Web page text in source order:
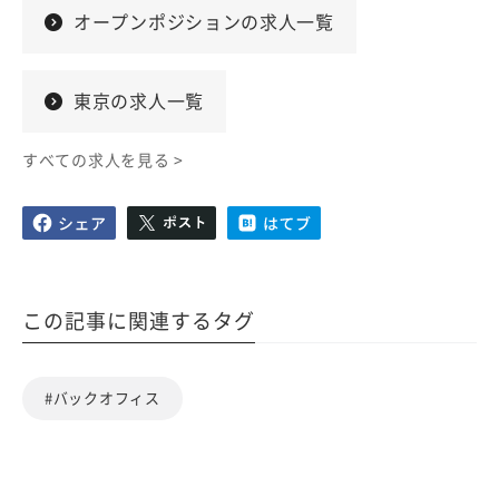
オープンポジションの求人一覧
東京の求人一覧
すべての求人を見る >
この記事に関連するタグ
#バックオフィス